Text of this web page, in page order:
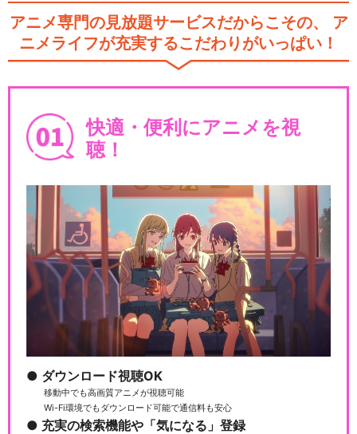
アニメ専門の見放題サービスだからこその、
ア
ニメライフが充実するこだわりがいっぱい！
快適・便利にアニメを視
聴！
ダウンロード視聴OK
移動中でも高画質アニメが視聴可能
Wi-Fi環境でもダウンロード可能で通信料も安心
充実の検索機能や「気になる」登録